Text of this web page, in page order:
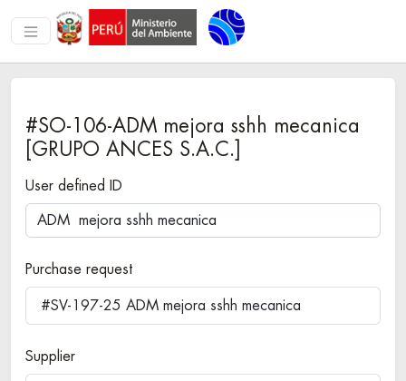
#SO-106-ADM mejora sshh mecanica
[GRUPO ANCES S.A.C.]
User defined ID
Purchase request
#SV-197-25 ADM mejora sshh mecanica
Supplier